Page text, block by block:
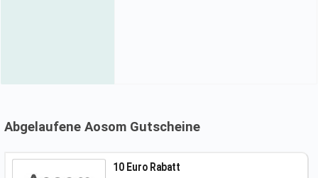
Abgelaufene Aosom Gutscheine
10 Euro Rabatt